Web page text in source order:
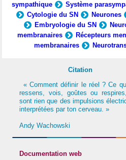
sympathique
Système
Cytologie du SN
Neurones
Embryologie du SN
membranaires
Récepteurs
membranaires
Citation
« Comment définir le réel ? Ce
ressens, vois, goûtes ou
sont rien que des impulsions
interprétées par ton cerveau. »
Andy Wachowski
Documentation web